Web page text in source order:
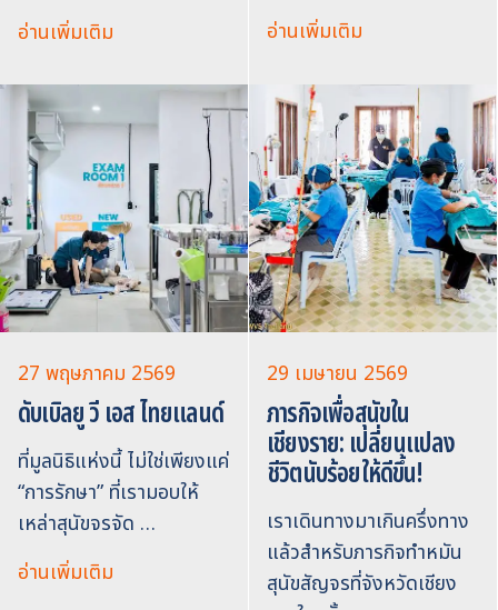
อ่านเพิ่มเติม
อ่านเพิ่มเติม
27 พฤษภาคม 2569
ดับเบิลยู วี เอส ไทยแลนด์
ที่มูลนิธิแห่งนี้ ไม่ใช่เพียงแค่
“การรักษา” ที่เรามอบให้
เหล่าสุนัขจรจัด …
อ่านเพิ่มเติม
29 เมษายน 2569
ภารกิจเพื่อสุนัขใน
เชียงราย: เปลี่ยนแปลง
ชีวิตนับร้อยให้ดีขึ้น!
เราเดินทางมาเกินครึ่งทาง
แล้วสำหรับภารกิจทำหมัน
สุนัขสัญจรที่จังหวัดเชียง